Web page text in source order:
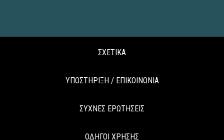
ΣΧΕΤΙΚΑ
ΥΠΟΣΤΗΡΙΞΗ / ΕΠΙΚΟΙΝΩΝΙΑ
ΣΥΧΝΕΣ ΕΡΩΤΗΣΕΙΣ
ΟΔΗΓΟΙ ΧΡΗΣΗΣ